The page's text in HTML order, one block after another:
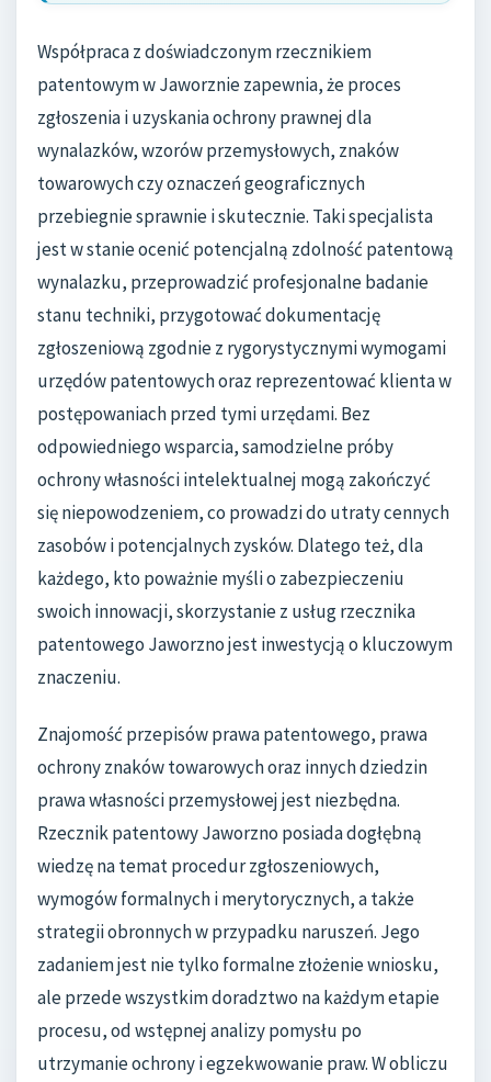
Współpraca z doświadczonym rzecznikiem
patentowym w Jaworznie zapewnia, że proces
zgłoszenia i uzyskania ochrony prawnej dla
wynalazków, wzorów przemysłowych, znaków
towarowych czy oznaczeń geograficznych
przebiegnie sprawnie i skutecznie. Taki specjalista
jest w stanie ocenić potencjalną zdolność patentową
wynalazku, przeprowadzić profesjonalne badanie
stanu techniki, przygotować dokumentację
zgłoszeniową zgodnie z rygorystycznymi wymogami
urzędów patentowych oraz reprezentować klienta w
postępowaniach przed tymi urzędami. Bez
odpowiedniego wsparcia, samodzielne próby
ochrony własności intelektualnej mogą zakończyć
się niepowodzeniem, co prowadzi do utraty cennych
zasobów i potencjalnych zysków. Dlatego też, dla
każdego, kto poważnie myśli o zabezpieczeniu
swoich innowacji, skorzystanie z usług rzecznika
patentowego Jaworzno jest inwestycją o kluczowym
znaczeniu.
Znajomość przepisów prawa patentowego, prawa
ochrony znaków towarowych oraz innych dziedzin
prawa własności przemysłowej jest niezbędna.
Rzecznik patentowy Jaworzno posiada dogłębną
wiedzę na temat procedur zgłoszeniowych,
wymogów formalnych i merytorycznych, a także
strategii obronnych w przypadku naruszeń. Jego
zadaniem jest nie tylko formalne złożenie wniosku,
ale przede wszystkim doradztwo na każdym etapie
procesu, od wstępnej analizy pomysłu po
utrzymanie ochrony i egzekwowanie praw. W obliczu